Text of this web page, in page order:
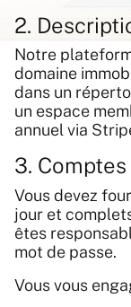
2.
Notre
domaine
dans un
un espace
annuel via
3.
Vous devez
jour et
êtes
mot de passe.
Vous vous